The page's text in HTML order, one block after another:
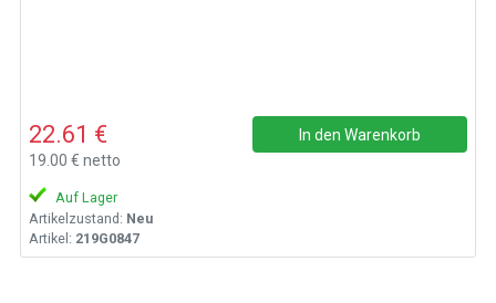
22.61 €
19.00 € netto
In den Warenkorb
Auf Lager
Artikelzustand: Neu
Artikel: 219G0847